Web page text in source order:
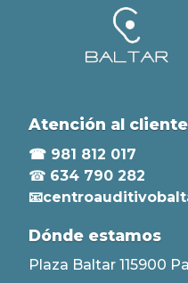
Atención al cliente
☎ 981 812 017
☎ 634 790 282
Dónde estamos
Plaza Baltar 115900